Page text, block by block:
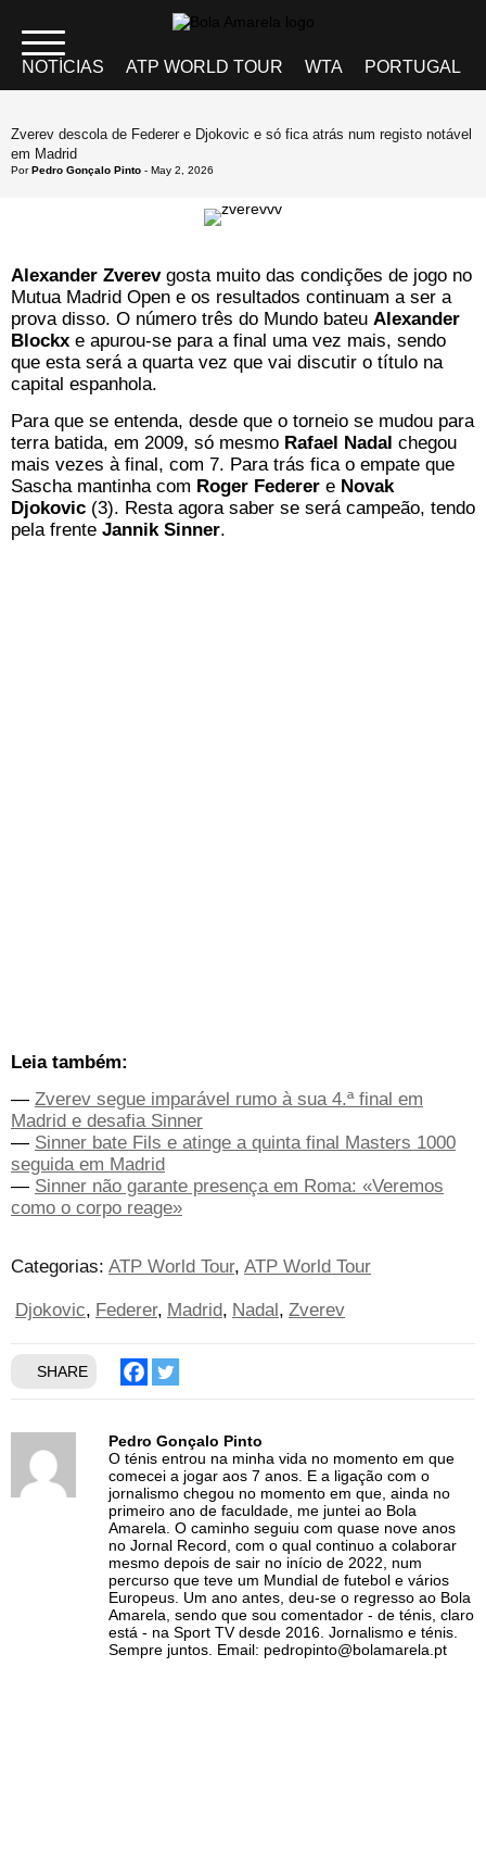
NOTÍCIAS ATP WORLD TOUR WTA PORTUGAL
Zverev descola de Federer e Djokovic e só fica atrás num registo notável
em Madrid
PorPedro Gonçalo Pinto - May 2, 2026
Alexander Zverev gosta muito das condições de jogo no
Mutua Madrid Open e os resultados continuam a ser a
prova disso. O número três do Mundo bateu Alexander
Blockx e apurou-se para a final uma vez mais, sendo
que esta será a quarta vez que vai discutir o título na
capital espanhola.
Para que se entenda, desde que o torneio se mudou para
terra batida, em 2009, só mesmo Rafael Nadal chegou
mais vezes à final, com 7. Para trás fica o empate que
Sascha mantinha com Roger Federer e Novak
Djokovic (3). Resta agora saber se será campeão, tendo
pela frente Jannik Sinner.
Leia também:
— Zverev segue imparável rumo à sua 4.ª final em
Madrid e desafia Sinner
— Sinner bate Fils e atinge a quinta final Masters 1000
seguida em Madrid
— Sinner não garante presença em Roma: «Veremos
como o corpo reage»
Categorias: ATP World Tour ATP World Tour
Djokovic Federer Madrid Nadal Zverev
SHARE
Pedro Gonçalo Pinto
O ténis entrou na minha vida no momento em que
comecei a jogar aos 7 anos. E a ligação com o
jornalismo chegou no momento em que, ainda no
primeiro ano de faculdade, me juntei ao Bola
Amarela. O caminho seguiu com quase nove anos
no Jornal Record, com o qual continuo a colaborar
mesmo depois de sair no início de 2022, num
percurso que teve um Mundial de futebol e vários
Europeus. Um ano antes, deu-se o regresso ao Bola
Amarela, sendo que sou comentador - de ténis, claro
está - na Sport TV desde 2016. Jornalismo e ténis.
Sempre juntos. Email: pedropinto@bolamarela.pt